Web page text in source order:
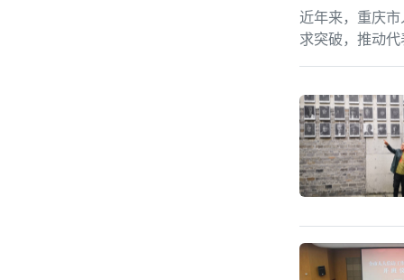
近年来，重庆
求突破，推动